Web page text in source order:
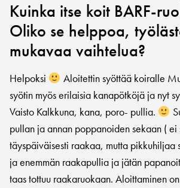
Kuinka itse koit BARF-
Oliko se helppoa,
mukavaa vaihtelua?
Helpoksi
Aloitettin syöttää koiralle
syötin myös erilaisia kanapötköjä ja nyt
Vaisto Kalkkuna, kana, poro- pullia.
pullan ja annan poppanoiden sekaan (
täyspäiväisesti raakaa, mutta pikkuhiljaa
ja enemmän raakapullia ja jätän
taas tottuu raakaruokaan. Aloittaminen